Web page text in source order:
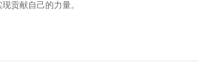
贡献自己的力量。